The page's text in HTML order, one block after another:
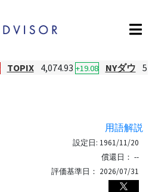
TOPIX 4,074.93 +19.08 NYダウ
用語解説
設定日: 1961/11/20
償還日： --
評価基準日： 2026/07/31